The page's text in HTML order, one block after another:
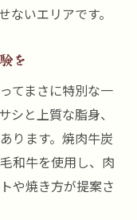
いエリアです。
を
てまさに特別な一
シと上質な脂身、
ります。焼肉牛炭
和牛を使用し、肉
や焼き方が提案さ